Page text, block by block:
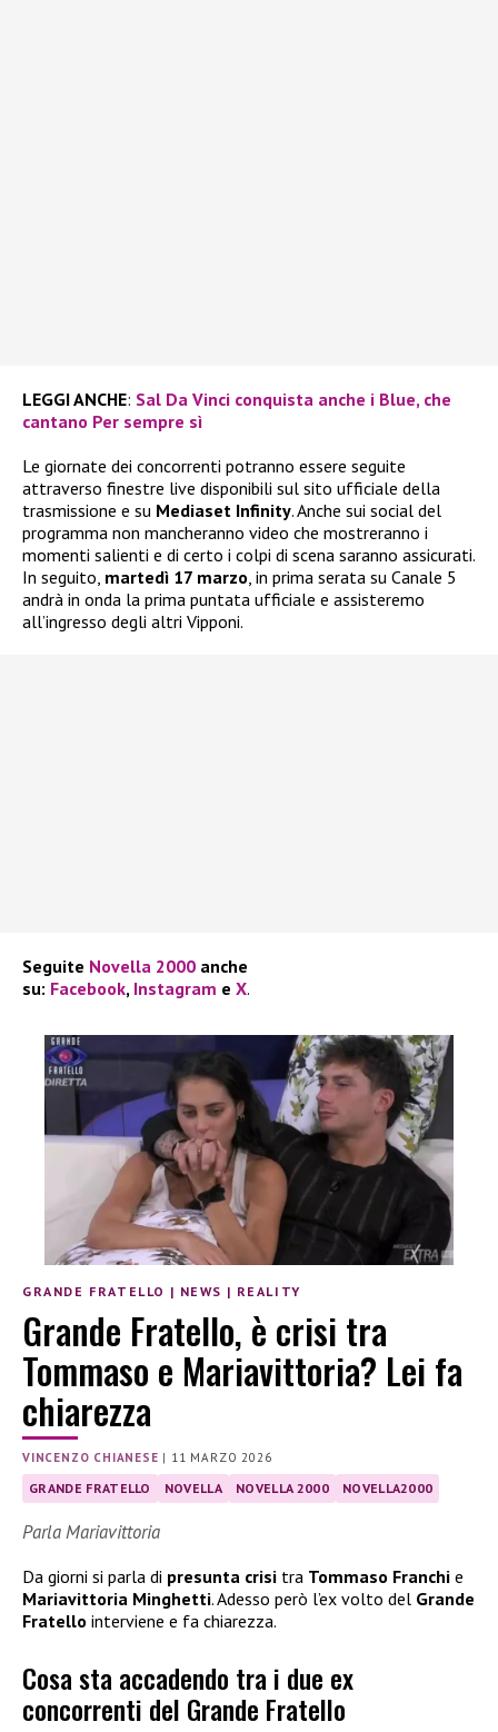
LEGGI ANCHE: Sal Da Vinci conquista anche i Blue, che
cantano Per sempre sì
Le giornate dei concorrenti potranno essere seguite
attraverso finestre live disponibili sul sito ufficiale della
trasmissione e su Mediaset Infinity. Anche sui social del
programma non mancheranno video che mostreranno i
momenti salienti e di certo i colpi di scena saranno assicurati.
In seguito, martedì 17 marzo, in prima serata su Canale 5
andrà in onda la prima puntata ufficiale e assisteremo
all’ingresso degli altri Vipponi.
Seguite Novella 2000 anche
su: Facebook, Instagram e X.
GRANDE FRATELLO | NEWS | REALITY
Grande Fratello, è crisi tra
Tommaso e Mariavittoria? Lei fa
chiarezza
VINCENZO CHIANESE | 11 MARZO 2026
GRANDE FRATELLO NOVELLA NOVELLA 2000 NOVELLA2000
Parla Mariavittoria
Da giorni si parla di presunta crisi tra Tommaso Franchi e
Mariavittoria Minghetti. Adesso però l’ex volto del Grande
Fratello interviene e fa chiarezza.
Cosa sta accadendo tra i due ex
concorrenti del Grande Fratello